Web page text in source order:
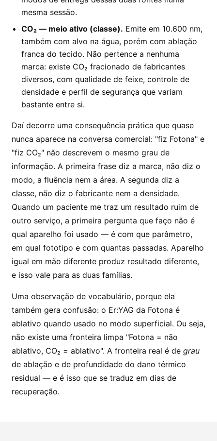
mesma sessão.
CO₂ — meio ativo (classe). Emite em 10.600 nm,
também com alvo na água, porém com ablação
franca do tecido. Não pertence a nenhuma
marca: existe CO₂ fracionado de fabricantes
diversos, com qualidade de feixe, controle de
densidade e perfil de segurança que variam
bastante entre si.
Daí decorre uma consequência prática que quase
nunca aparece na conversa comercial: "fiz Fotona" e
"fiz CO₂" não descrevem o mesmo grau de
informação. A primeira frase diz a marca, não diz o
modo, a fluência nem a área. A segunda diz a
classe, não diz o fabricante nem a densidade.
Quando um paciente me traz um resultado ruim de
outro serviço, a primeira pergunta que faço não é
qual aparelho foi usado — é com que parâmetro,
em qual fototipo e com quantas passadas. Aparelho
igual em mão diferente produz resultado diferente,
e isso vale para as duas famílias.
Uma observação de vocabulário, porque ela
também gera confusão: o Er:YAG da Fotona é
ablativo quando usado no modo superficial. Ou seja,
não existe uma fronteira limpa "Fotona = não
ablativo, CO₂ = ablativo". A fronteira real é de grau
de ablação e de profundidade do dano térmico
residual — e é isso que se traduz em dias de
recuperação.